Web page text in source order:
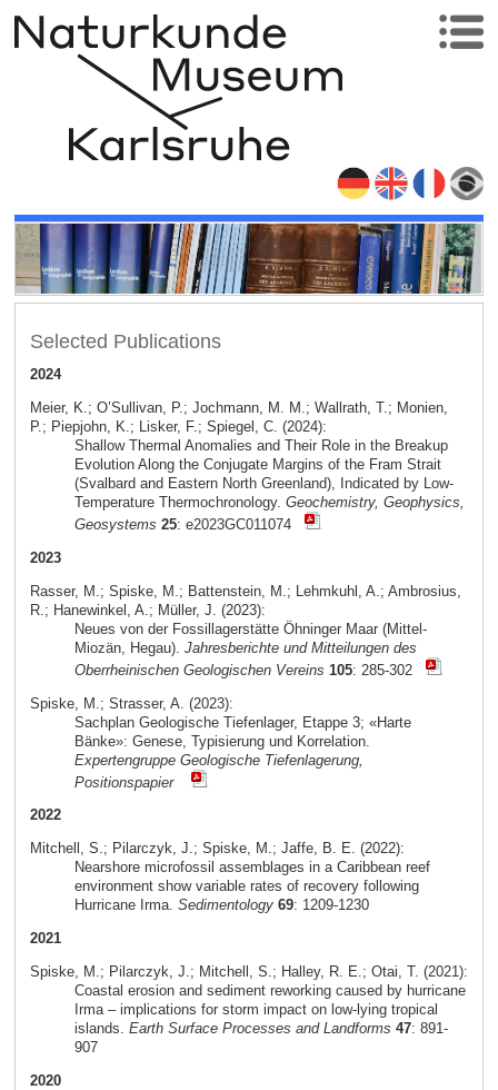
Selected Publications
2024
Meier, K.; O’Sullivan, P.; Jochmann, M. M.; Wallrath, T.; Monien,
P.; Piepjohn, K.; Lisker, F.; Spiegel, C. (2024):
Shallow Thermal Anomalies and Their Role in the Breakup
Evolution Along the Conjugate Margins of the Fram Strait
(Svalbard and Eastern North Greenland), Indicated by Low-
Temperature Thermochronology. Geochemistry, Geophysics,
Geosystems 25: e2023GC011074
2023
Rasser, M.; Spiske, M.; Battenstein, M.; Lehmkuhl, A.; Ambrosius,
R.; Hanewinkel, A.; Müller, J. (2023):
Neues von der Fossillagerstätte Öhninger Maar (Mittel-
Miozän, Hegau). Jahresberichte und Mitteilungen des
Oberrheinischen Geologischen Vereins 105: 285-302
Spiske, M.; Strasser, A. (2023):
Sachplan Geologische Tiefenlager, Etappe 3; «Harte
Bänke»: Genese, Typisierung und Korrelation.
Expertengruppe Geologische Tiefenlagerung,
Positionspapier
2022
Mitchell, S.; Pilarczyk, J.; Spiske, M.; Jaffe, B. E. (2022):
Nearshore microfossil assemblages in a Caribbean reef
environment show variable rates of recovery following
Hurricane Irma. Sedimentology 69: 1209-1230
2021
Spiske, M.; Pilarczyk, J.; Mitchell, S.; Halley, R. E.; Otai, T. (2021):
Coastal erosion and sediment reworking caused by hurricane
Irma – implications for storm impact on low-lying tropical
islands. Earth Surface Processes and Landforms 47: 891-
907
2020